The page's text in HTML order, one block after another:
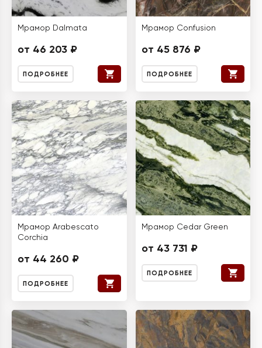
Мрамор Dalmata
от 46 203 ₽
ПОДРОБНЕЕ
Мрамор Confusion
от 45 876 ₽
ПОДРОБНЕЕ
Мрамор Arabescato
Corchia
от 44 260 ₽
ПОДРОБНЕЕ
Мрамор Cedar Green
от 43 731 ₽
ПОДРОБНЕЕ